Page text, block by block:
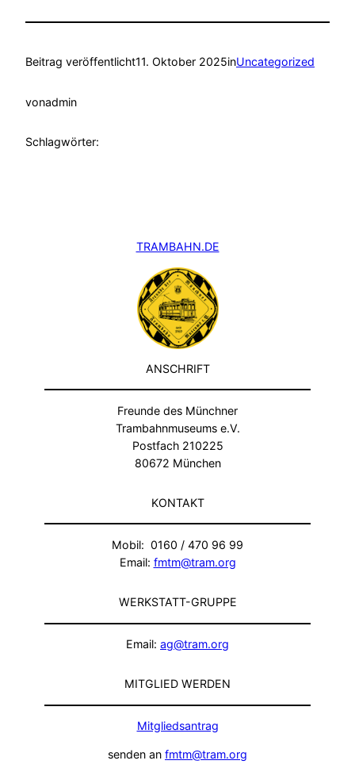
Beitrag veröffentlicht11. Oktober 2025inUncategorized
vonadmin
Schlagwörter:
TRAMBAHN.DE
ANSCHRIFT
Freunde des Münchner
Trambahnmuseums e.V.
Postfach 210225
80672 München
KONTAKT
Mobil: 0160 / 470 96 99
Email: fmtm@tram.org
WERKSTATT-GRUPPE
Email: ag@tram.org
MITGLIED WERDEN
Mitgliedsantrag
senden an fmtm@tram.org